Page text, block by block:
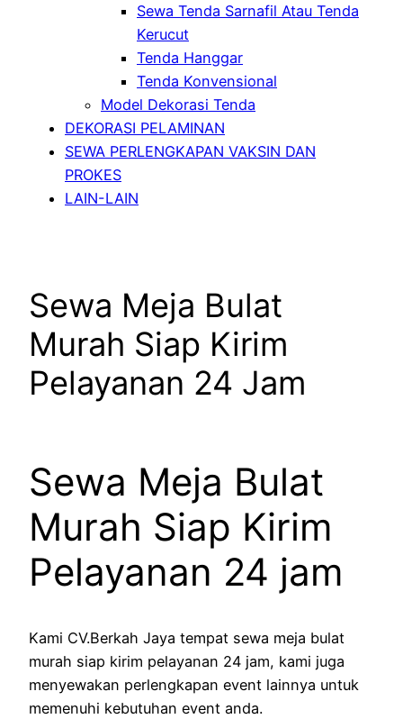
Sewa Tenda Sarnafil Atau Tenda
Kerucut
Tenda Hanggar
Tenda Konvensional
Model Dekorasi Tenda
DEKORASI PELAMINAN
SEWA PERLENGKAPAN VAKSIN DAN
PROKES
LAIN-LAIN
Sewa Meja Bulat
Murah Siap Kirim
Pelayanan 24 Jam
Sewa Meja Bulat
Murah Siap Kirim
Pelayanan 24 jam
Kami CV.Berkah Jaya tempat sewa meja bulat
murah siap kirim pelayanan 24 jam, kami juga
menyewakan perlengkapan event lainnya untuk
memenuhi kebutuhan event anda.